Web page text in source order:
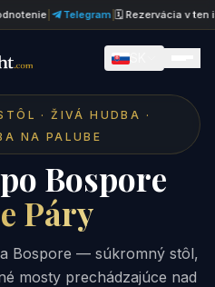
| Telegram|🗓 Rezervácia v ten istý deň
· ŽIVÁ HUDBA ·
NA PALUBE
Bospore
Páry
Bospore — súkromný stôl,
mosty prechádzajúce nad